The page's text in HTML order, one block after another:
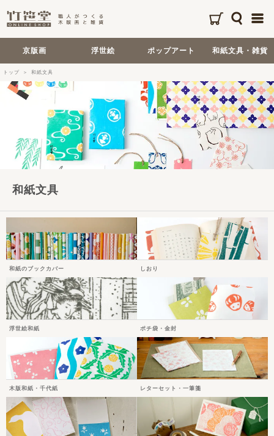
京版画 浮世絵 ポップアート 和紙文具・雑貨
トップ 和紙文具
和紙文具
和紙のブックカバー しおり
浮世絵和紙 ポチ袋・金封
木版和紙・千代紙 レターセット・一筆箋